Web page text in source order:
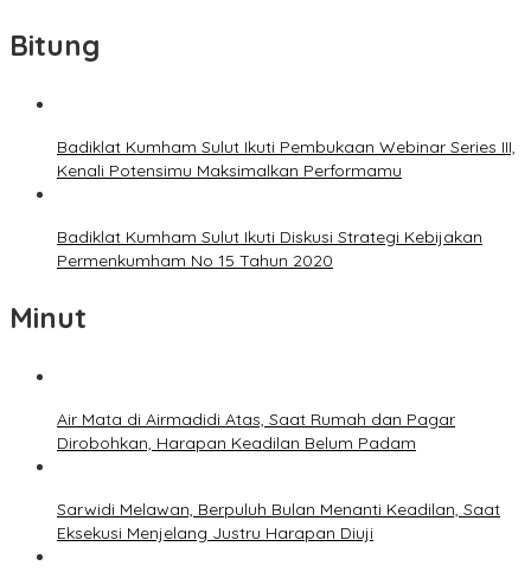
Bitung
Badiklat Kumham Sulut Ikuti Pembukaan Webinar Series III,
Kenali Potensimu Maksimalkan Performamu
Badiklat Kumham Sulut Ikuti Diskusi Strategi Kebijakan
Permenkumham No 15 Tahun 2020
Minut
Air Mata di Airmadidi Atas, Saat Rumah dan Pagar
Dirobohkan, Harapan Keadilan Belum Padam
Sarwidi Melawan, Berpuluh Bulan Menanti Keadilan, Saat
Eksekusi Menjelang Justru Harapan Diuji